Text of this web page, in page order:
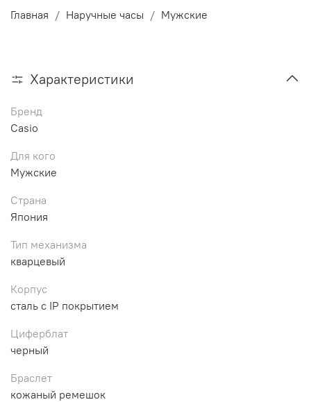
Главная Наручные часы Мужские
Характеристики
Бренд
Casio
Для кого
Мужские
Страна
Япония
Тип механизма
кварцевый
Корпус
сталь с IP покрытием
Циферблат
черный
Браслет
кожаный ремешок